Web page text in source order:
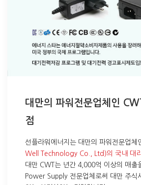
대만의 파워전문업체인
점
선플라워에너지는 대만의 파워전문업체
Well Technology Co., Ltd)의 국내 대
대만 CWT는 년간 4,000억 이상의 매출
Power Supply 전문업체로써 대만 주식